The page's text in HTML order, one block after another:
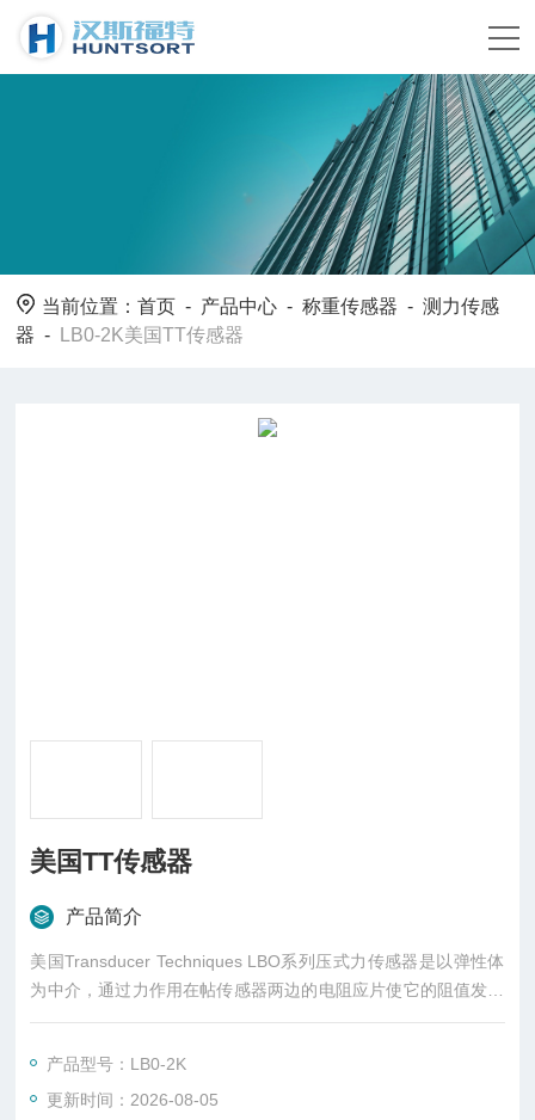
当前位置：首页 - 产品中心 -称重传感器 -测力传感
器 - LB0-2K美国TT传感器
美国TT传感器
产品简介
美国Transducer Techniques LBO系列压式力传感器是以弹性体
为中介，通过力作用在帖传感器两边的电阻应片使它的阻值发生
变化，再经过相应的电路转换为电的信号，从而实现后面的控
性好
产品型号：LB0-2K
更新时间：2026-08-05